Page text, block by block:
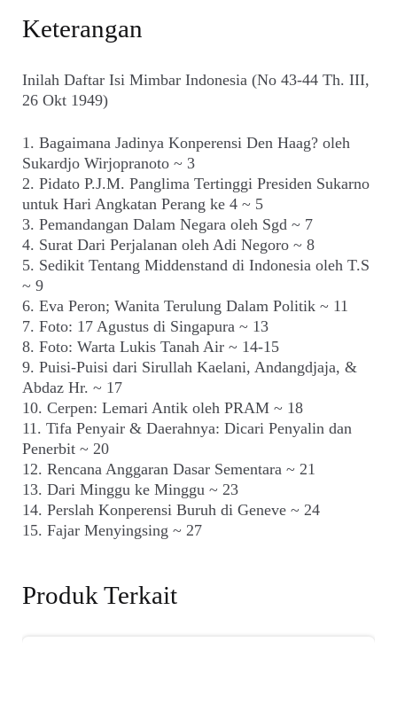
Keterangan
Inilah Daftar Isi Mimbar Indonesia (No 43-44 Th. III,
26 Okt 1949)
1. Bagaimana Jadinya Konperensi Den Haag? oleh
Sukardjo Wirjopranoto ~ 3
2. Pidato P.J.M. Panglima Tertinggi Presiden Sukarno
untuk Hari Angkatan Perang ke 4 ~ 5
3. Pemandangan Dalam Negara oleh Sgd ~ 7
4. Surat Dari Perjalanan oleh Adi Negoro ~ 8
5. Sedikit Tentang Middenstand di Indonesia oleh T.S
~ 9
6. Eva Peron; Wanita Terulung Dalam Politik ~ 11
7. Foto: 17 Agustus di Singapura ~ 13
8. Foto: Warta Lukis Tanah Air ~ 14-15
9. Puisi-Puisi dari Sirullah Kaelani, Andangdjaja, &
Abdaz Hr. ~ 17
10. Cerpen: Lemari Antik oleh PRAM ~ 18
11. Tifa Penyair & Daerahnya: Dicari Penyalin dan
Penerbit ~ 20
12. Rencana Anggaran Dasar Sementara ~ 21
13. Dari Minggu ke Minggu ~ 23
14. Perslah Konperensi Buruh di Geneve ~ 24
15. Fajar Menyingsing ~ 27
Produk Terkait